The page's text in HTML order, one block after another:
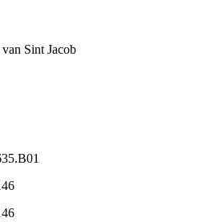
Sint Jacob